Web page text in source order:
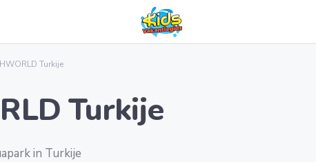
Turkije
Turkije
in Turkije